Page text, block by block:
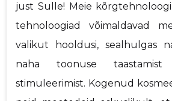
just Sulle! Meie
tehnoloogiad võimaldavad
valikut hooldusi, sealhulgas
naha toonuse
stimuleerimist. Kogenud